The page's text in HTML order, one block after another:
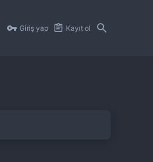
Giriş yap Kayıt ol